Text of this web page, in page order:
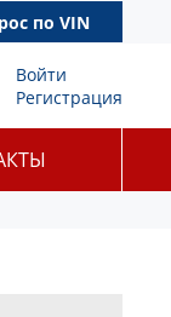
по VIN
Войти
Регистрация